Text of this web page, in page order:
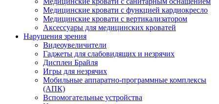
Медицинские кровати с функцией кардиокресло
Медицинские кровати с вертикализатором
Аксессуары для медицинских кроватей
Нарушения зрения
Видеоувеличители
Гаджеты для слабовидящих и незрячих
Дисплеи Брайля
Игры для незрячих
Мобильные аппаратно-программные комплексы
(АПК)
Вспомогательные устройства